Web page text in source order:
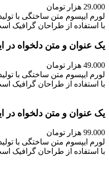
29.000 هزار تومان
لورم ایپسوم متن ساختگی با
با استفاده از طراحان گرافیک
یک عنوان و متن دلخواه در
49.000 هزار تومان
لورم ایپسوم متن ساختگی با
با استفاده از طراحان گرافیک
یک عنوان و متن دلخواه در
99.000 هزار تومان
لورم ایپسوم متن ساختگی با
با استفاده از طراحان گرافیک